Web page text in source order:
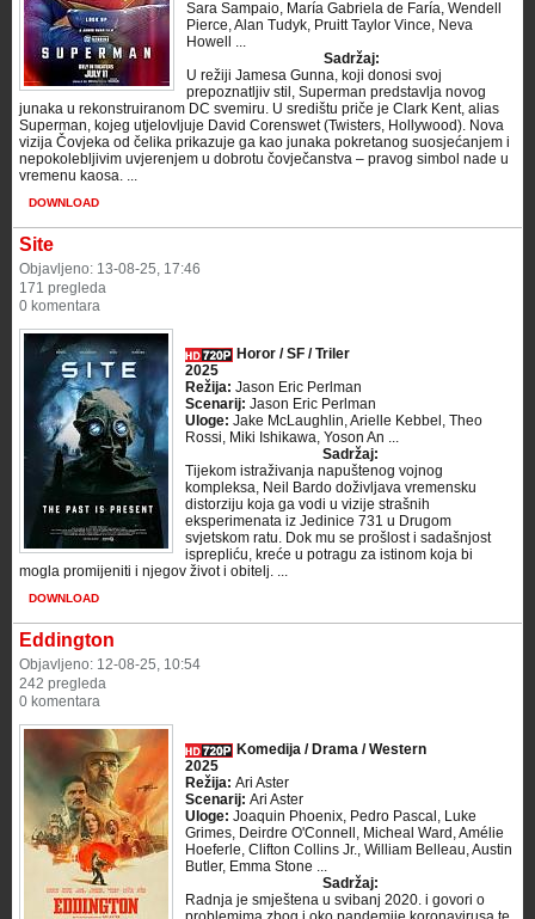
Sara Sampaio, María Gabriela de Faría, Wendell
Pierce, Alan Tudyk, Pruitt Taylor Vince, Neva
Howell ...
Sadržaj:
U režiji Jamesa Gunna, koji donosi svoj
prepoznatljiv stil, Superman predstavlja novog
junaka u rekonstruiranom DC svemiru. U središtu priče je Clark Kent, alias
Superman, kojeg utjelovljuje David Corenswet (Twisters, Hollywood). Nova
vizija Čovjeka od čelika prikazuje ga kao junaka pokretanog suosjećanjem i
nepokolebljivim uvjerenjem u dobrotu čovječanstva – pravog simbol nade u
vremenu kaosa. ...
DOWNLOAD
Site
Objavljeno: 13-08-25, 17:46
171 pregleda
0 komentara
Horor / SF / Triler
2025
Režija: Jason Eric Perlman
Scenarij: Jason Eric Perlman
Uloge: Jake McLaughlin, Arielle Kebbel, Theo
Rossi, Miki Ishikawa, Yoson An ...
Sadržaj:
Tijekom istraživanja napuštenog vojnog
kompleksa, Neil Bardo doživljava vremensku
distorziju koja ga vodi u vizije strašnih
eksperimenata iz Jedinice 731 u Drugom
svjetskom ratu. Dok mu se prošlost i sadašnjost
isprepliću, kreće u potragu za istinom koja bi
mogla promijeniti i njegov život i obitelj. ...
DOWNLOAD
Eddington
Objavljeno: 12-08-25, 10:54
242 pregleda
0 komentara
Komedija / Drama / Western
2025
Režija: Ari Aster
Scenarij: Ari Aster
Uloge: Joaquin Phoenix, Pedro Pascal, Luke
Grimes, Deirdre O'Connell, Micheal Ward, Amélie
Hoeferle, Clifton Collins Jr., William Belleau, Austin
Butler, Emma Stone ...
Sadržaj:
Radnja je smještena u svibanj 2020. i govori o